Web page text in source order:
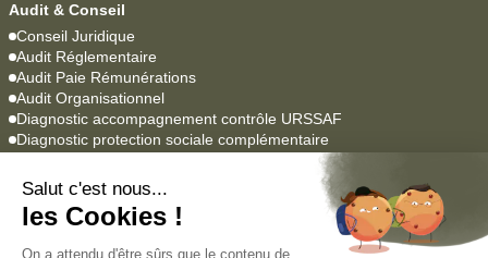
Audit & Conseil
Conseil Juridique
Audit Réglementaire
Audit Paie Rémunérations
Audit Organisationnel
Diagnostic accompagnement contrôle URSSAF
Diagnostic protection sociale complémentaire
YEAP Paie
Lucca SIRH
Agrume
Empowill